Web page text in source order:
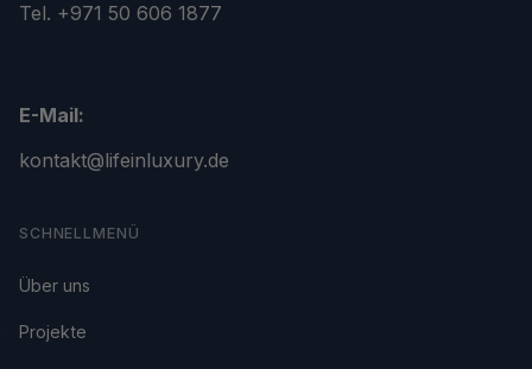
Tel. +971 50 606 1877
E-Mail:
kontakt@lifeinluxury.de
SCHNELLMENÜ
Über uns
Projekte